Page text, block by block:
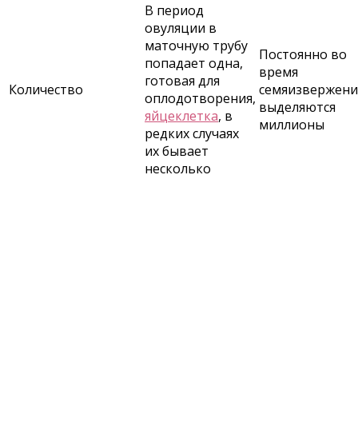
Количество
В период
овуляции в
маточную трубу
попадает одна,
готовая для
оплодотворения,
яйцеклетка, в
редких случаях
их бывает
несколько
Постоянно во
время
выделяются
миллионы